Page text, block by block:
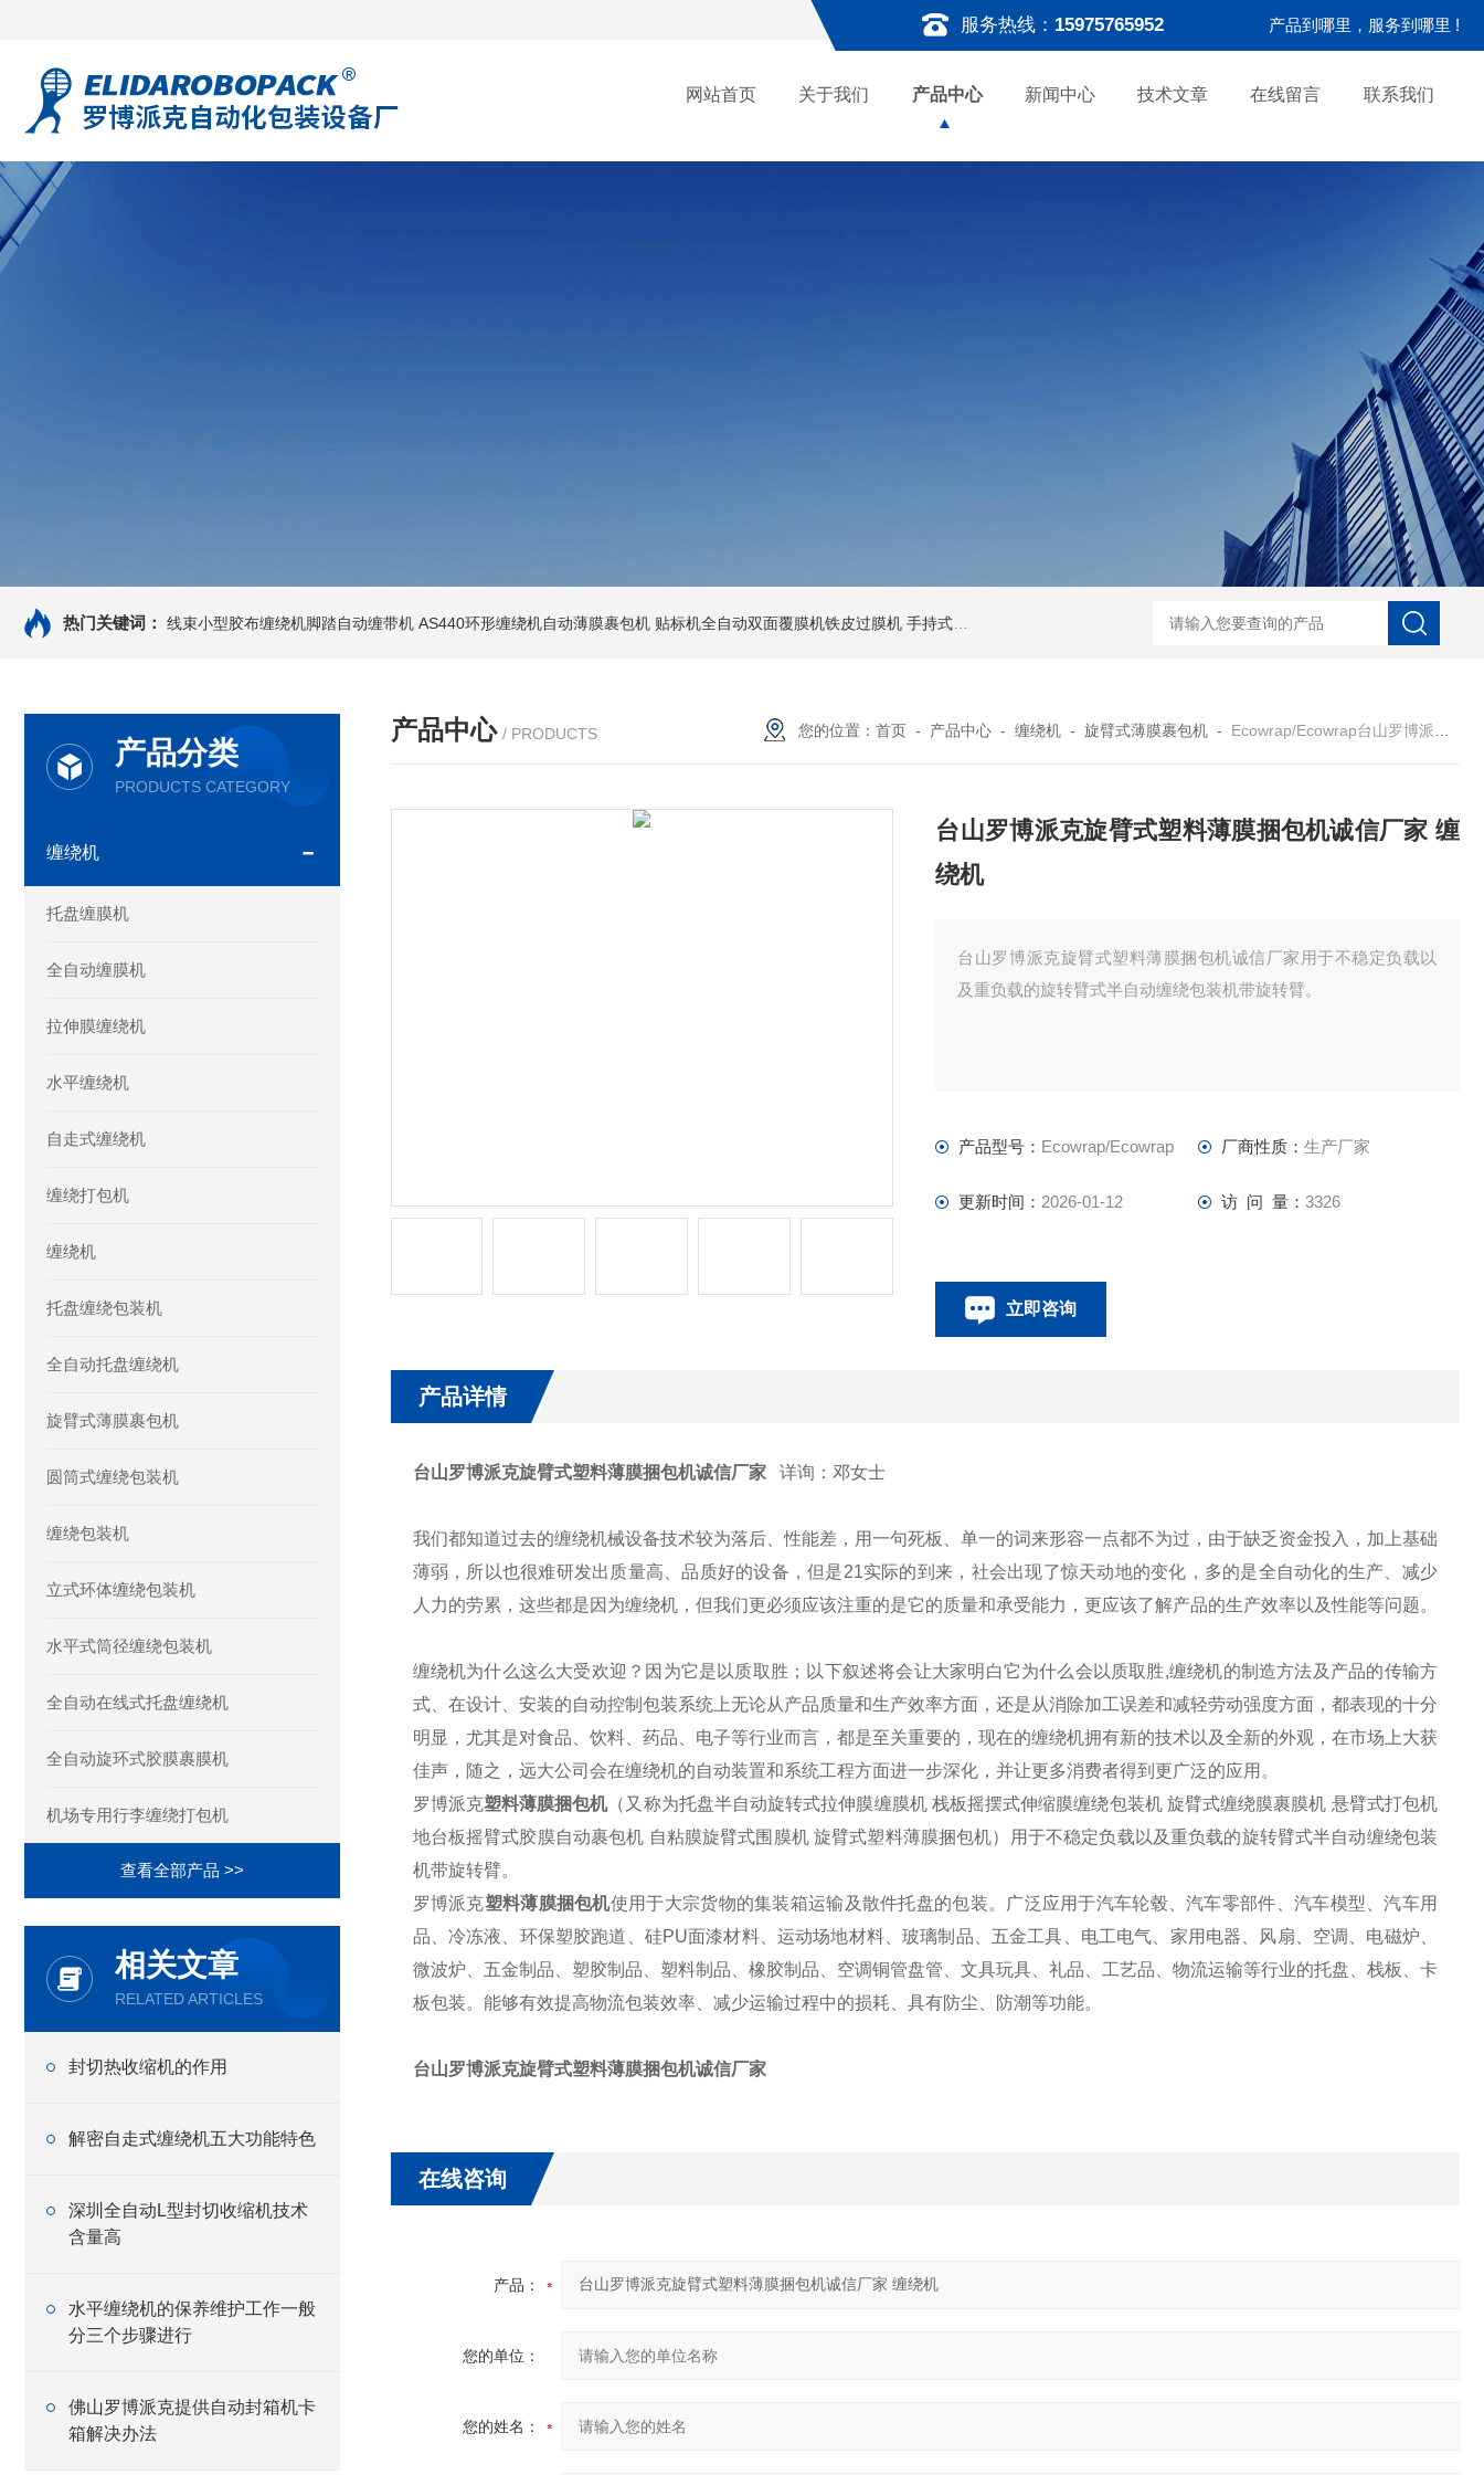
服务热线： 15975765952 产品到哪里，服务到哪里 !
网站首页 关于我们 产品中心 新闻中心 技术文章 在线留言 联系我们
热门关键词： 线束小型胶布缠绕机脚踏自动缠带机 AS440环形缠绕机自动薄膜裹包机 贴标机全自动双面覆膜机铁皮过膜机 手持式激光打标机铁牌便携式打码机 自动协作码垛机纸箱码垛械手 DZ-760全自动
产品分类
PRODUCTS CATEGORY
缠绕机
托盘缠膜机
全自动缠膜机
拉伸膜缠绕机
水平缠绕机
自走式缠绕机
缠绕打包机
缠绕机
托盘缠绕包装机
全自动托盘缠绕机
旋臂式薄膜裹包机
圆筒式缠绕包装机
缠绕包装机
立式环体缠绕包装机
水平式筒径缠绕包装机
全自动在线式托盘缠绕机
全自动旋环式胶膜裹膜机
机场专用行李缠绕打包机
查看全部产品 >>
相关文章
RELATED ARTICLES
封切热收缩机的作用
解密自走式缠绕机五大功能特色
深圳全自动L型封切收缩机技术
含量高
水平缠绕机的保养维护工作一般
分三个步骤进行
佛山罗博派克提供自动封箱机卡
箱解决办法
产品中心 / PRODUCTS 您的位置：首页 - 产品中心 -缠绕机 -旋臂式薄膜裹包机 - Ecowrap/Ecowrap台山罗博派克旋臂式塑料薄膜捆包机诚信厂家 缠绕机
台山罗博派克旋臂式塑料薄膜捆包机诚信厂家 缠
绕机
台山罗博派克旋臂式塑料薄膜捆包机诚信厂家用于不稳定负载以
及重负载的旋转臂式半自动缠绕包装机带旋转臂。
产品型号： Ecowrap/Ecowrap 厂商性质： 生产厂家
更新时间： 2026-01-12 访 问 量： 3326
立即咨询
产品详情
台山罗博派克旋臂式塑料薄膜捆包机诚信厂家详询：邓女士
我们都知道过去的缠绕机械设备技术较为落后、性能差，用一句死板、单一的词来形容一点都不为过，由于缺乏资金投入，加上基础
薄弱，所以也很难研发出质量高、品质好的设备，但是21实际的到来，社会出现了惊天动地的变化，多的是全自动化的生产、减少
人力的劳累，这些都是因为缠绕机，但我们更必须应该注重的是它的质量和承受能力，更应该了解产品的生产效率以及性能等问题。
缠绕机为什么这么大受欢迎？因为它是以质取胜；以下叙述将会让大家明白它为什么会以质取胜,缠绕机的制造方法及产品的传输方
式、在设计、安装的自动控制包装系统上无论从产品质量和生产效率方面，还是从消除加工误差和减轻劳动强度方面，都表现的十分
明显，尤其是对食品、饮料、药品、电子等行业而言，都是至关重要的，现在的缠绕机拥有新的技术以及全新的外观，在市场上大获
佳声，随之，远大公司会在缠绕机的自动装置和系统工程方面进一步深化，并让更多消费者得到更广泛的应用。
罗博派克塑料薄膜捆包机（又称为托盘半自动旋转式拉伸膜缠膜机 栈板摇摆式伸缩膜缠绕包装机 旋臂式缠绕膜裹膜机 悬臂式打包机
地台板摇臂式胶膜自动裹包机 自粘膜旋臂式围膜机 旋臂式塑料薄膜捆包机）用于不稳定负载以及重负载的旋转臂式半自动缠绕包装
机带旋转臂。
罗博派克塑料薄膜捆包机使用于大宗货物的集装箱运输及散件托盘的包装。广泛应用于汽车轮毂、汽车零部件、汽车模型、汽车用
品、冷冻液、环保塑胶跑道、硅PU面漆材料、运动场地材料、玻璃制品、五金工具、电工电气、家用电器、风扇、空调、电磁炉、
微波炉、五金制品、塑胶制品、塑料制品、橡胶制品、空调铜管盘管、文具玩具、礼品、工艺品、物流运输等行业的托盘、栈板、卡
板包装。能够有效提高物流包装效率、减少运输过程中的损耗、具有防尘、防潮等功能。
台山罗博派克旋臂式塑料薄膜捆包机诚信厂家
在线咨询
产品：
您的单位：
您的姓名：